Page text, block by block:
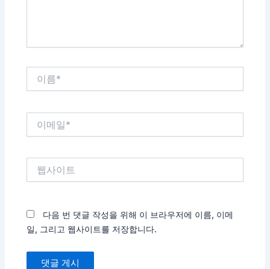
다음 번 댓글 작성을 위해 이 브라우저에 이름, 이메
일, 그리고 웹사이트를 저장합니다.